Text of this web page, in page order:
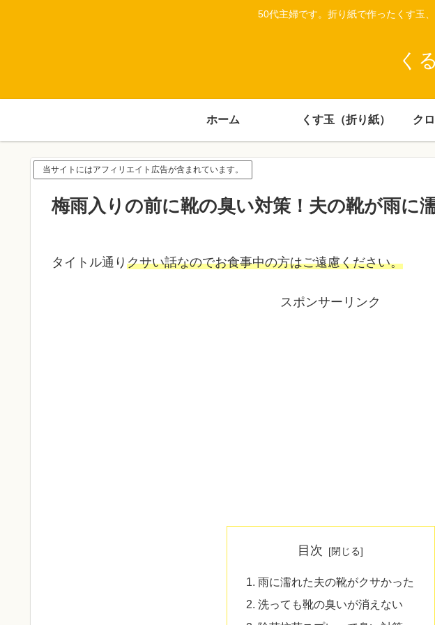
50代主婦です。折り紙で作ったくす玉
く
ホーム くす玉（折り紙） ク
当サイトにはアフィリエイト広告が含まれています。
梅雨入りの前に靴の臭い対策！夫の靴が雨に
タイトル通り クサい話なのでお食事中の方はご遠慮ください。
スポンサーリンク
目次
雨に濡れた夫の靴がクサかった
洗っても靴の臭いが消えない